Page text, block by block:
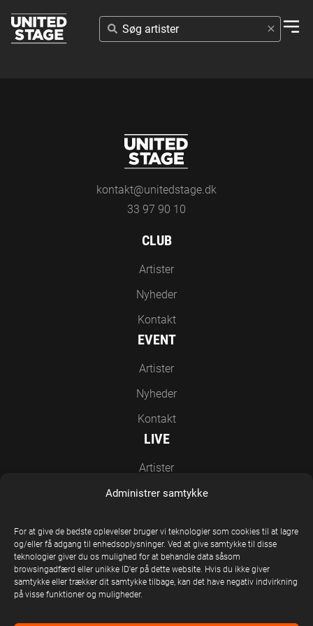
Administrer samtykke
For at give de bedste oplevelser bruger vi teknologier som cookies til at lagre
og/eller få adgang til enhedsoplysninger. Ved at give samtykke til disse
teknologier giver du os mulighed for at behandle data såsom
browsingadfærd eller unikke ID'er på dette website. Hvis du ikke giver
samtykke eller trækker dit samtykke tilbage, kan det have negativ indvirkning
på visse funktioner og muligheder.
SØG
ARTISTER
kontakt@unitedstage.dk
33 97 90 10
CLUB
Artister
Nyheder
Kontakt
EVENT
Artister
Nyheder
Kontakt
LIVE
Artister
Nyheder
EN DEL AF UNITED STAGE GROUP